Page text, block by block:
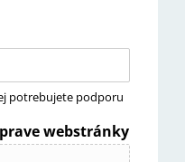
potrebujete podporu
webstránky